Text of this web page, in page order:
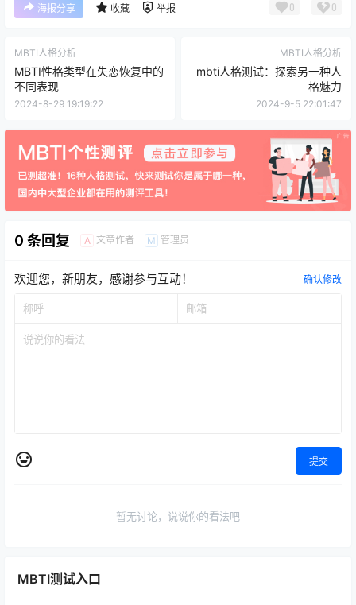
海报分享 收藏 举报 0 0
MBTI人格分析
MBTI性格类型在失恋恢复中的
不同表现
2024-8-29 19:19:22
MBTI人格分析
mbti人格测试：探索另一种人
格魅力
2024-9-5 22:01:47
0 条回复 A 文章作者 M 管理员
欢迎您，新朋友，感谢参与互动！ 确认修改
提交
暂无讨论，说说你的看法吧
MBTI测试入口